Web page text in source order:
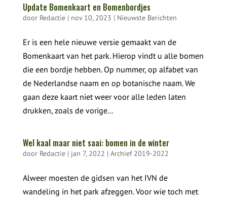
Update Bomenkaart en Bomenbordjes
door Redactie| nov 10, 2023 | Nieuwste Berichten
Er is een hele nieuwe versie gemaakt van de
Bomenkaart van het park. Hierop vindt u alle bomen
die een bordje hebben. Op nummer, op alfabet van
de Nederlandse naam en op botanische naam. We
gaan deze kaart niet weer voor alle leden laten
drukken, zoals de vorige...
Wel kaal maar niet saai: bomen in de winter
door Redactie| jan 7, 2022 | Archief 2019-2022
Alweer moesten de gidsen van het IVN de
wandeling in het park afzeggen. Voor wie toch met